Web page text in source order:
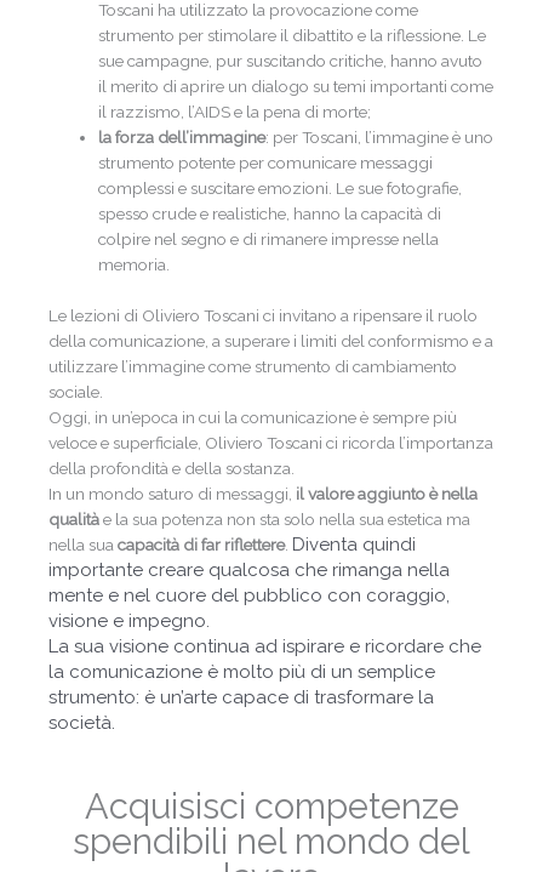
Toscani ha utilizzato la provocazione come
strumento per stimolare il dibattito e la riflessione. Le
sue campagne, pur suscitando critiche, hanno avuto
il merito di aprire un dialogo su temi importanti come
il razzismo, l’AIDS e la pena di morte;
la forza dell’immagine: per Toscani, l’immagine è uno
strumento potente per comunicare messaggi
complessi e suscitare emozioni. Le sue fotografie,
spesso crude e realistiche, hanno la capacità di
colpire nel segno e di rimanere impresse nella
memoria.
Le lezioni di Oliviero Toscani ci invitano a ripensare il ruolo
della comunicazione, a superare i limiti del conformismo e a
utilizzare l’immagine come strumento di cambiamento
sociale.
Oggi, in un’epoca in cui la comunicazione è sempre più
veloce e superficiale, Oliviero Toscani ci ricorda l’importanza
della profondità e della sostanza.
In un mondo saturo di messaggi, il valore aggiunto è nella
qualitàe la sua potenza non sta solo nella sua estetica ma
nella sua capacità di far riflettere. Diventa quindi
importante creare qualcosa che rimanga nella
mente e nel cuore del pubblico con coraggio,
visione e impegno.
La sua visione continua ad ispirare e ricordare che
la comunicazione è molto più di un semplice
strumento: è un’arte capace di trasformare la
società.
Acquisisci competenze
spendibili nel mondo del